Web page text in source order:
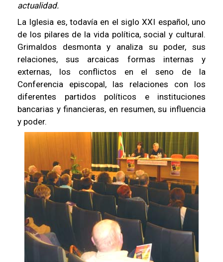
actualidad.
La Iglesia es, todavía en el siglo XXI español, uno
de los pilares de la vida política, social y cultural.
Grimaldos desmonta y analiza su poder, sus
relaciones, sus arcaicas formas internas y
externas, los conflictos en el seno de la
Conferencia episcopal, las relaciones con los
diferentes partidos políticos e instituciones
bancarias y financieras, en resumen, su influencia
y poder.